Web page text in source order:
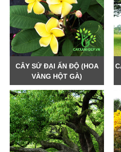
CÂY SỨ ĐẠI ẤN ĐỘ (HOA
VÀNG HỘT GÀ)
1.500.000 Đ